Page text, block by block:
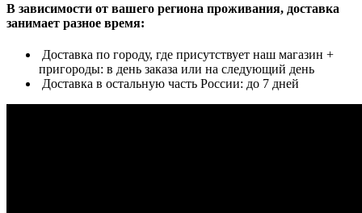
В зависимости от вашего региона проживания, доставка
занимает разное время:
Доставка по городу, где присутствует наш магазин +
пригороды: в день заказа или на следующий день
Доставка в остальную часть России: до 7 дней